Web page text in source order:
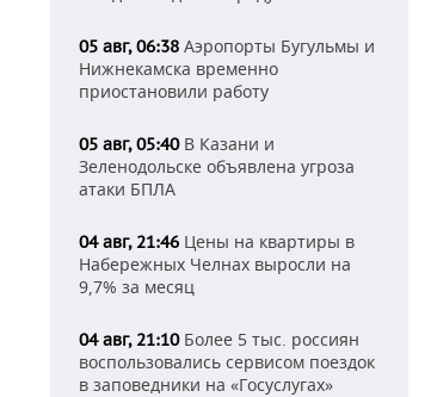
05 авг, 06:38 Аэропорты Бугульмы и
Нижнекамска временно
приостановили работу
05 авг, 05:40В Казани и
Зеленодольске объявлена угроза
атаки БПЛА
04 авг, 21:46 Цены на квартиры в
Набережных Челнах выросли на
9,7% за месяц
04 авг, 21:10Более 5 тыс. россиян
воспользовались сервисом поездок
в заповедники на «Госуслугах»